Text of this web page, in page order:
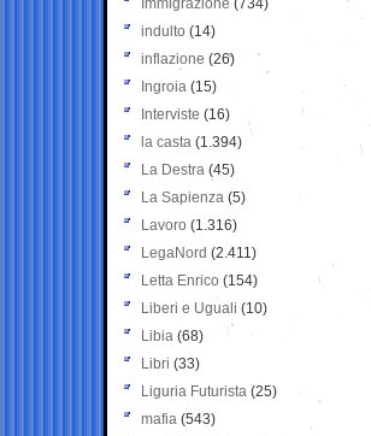
Immigrazione (734)
indulto (14)
inflazione (26)
Ingroia (15)
Interviste (16)
la casta (1.394)
La Destra (45)
La Sapienza (5)
Lavoro (1.316)
LegaNord (2.411)
Letta Enrico (154)
Liberi e Uguali (10)
Libia (68)
Libri (33)
Liguria Futurista (25)
mafia (543)